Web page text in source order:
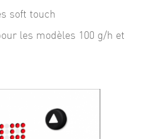
soft touch
les modèles 100 g/h et